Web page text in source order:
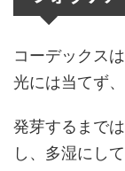
コーデックス
光には当てず
発芽するまで
し、多湿にして